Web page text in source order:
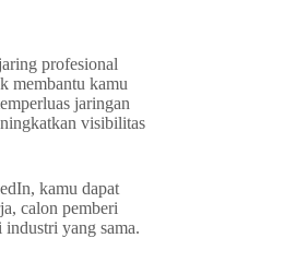
profesional
membantu kamu
jaringan
visibilitas
kamu dapat
calon pemberi
yang sama.